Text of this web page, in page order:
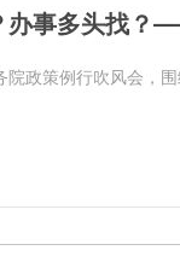
办事多头找？
院政策例行吹风会，